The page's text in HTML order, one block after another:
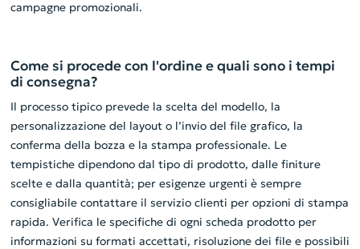
campagne promozionali.
Come si procede con l'ordine e quali sono i tempi
di consegna?
Il processo tipico prevede la scelta del modello, la
personalizzazione del layout o l’invio del file grafico, la
conferma della bozza e la stampa professionale. Le
tempistiche dipendono dal tipo di prodotto, dalle finiture
scelte e dalla quantità; per esigenze urgenti è sempre
consigliabile contattare il servizio clienti per opzioni di stampa
rapida. Verifica le specifiche di ogni scheda prodotto per
informazioni su formati accettati, risoluzione dei file e possibili